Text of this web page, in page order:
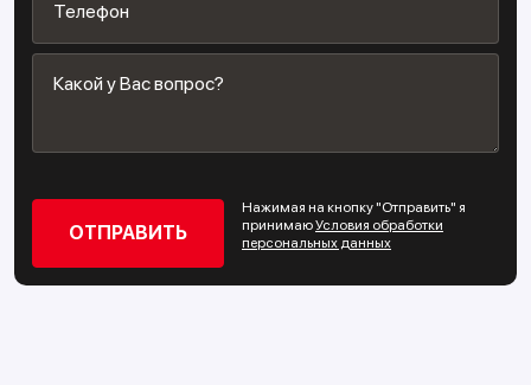
Нажимая на кнопку "Отправить" я
принимаюУсловия обработки
персональных данных